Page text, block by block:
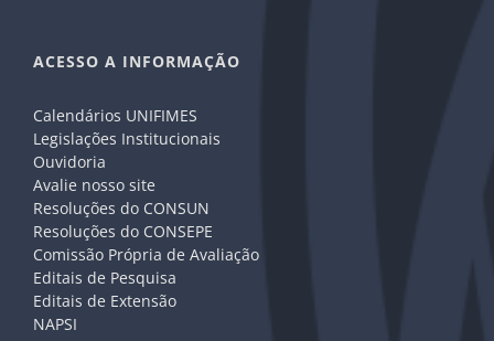
ACESSO A INFORMAÇÃO
Calendários UNIFIMES
Legislações Institucionais
Ouvidoria
Avalie nosso site
Resoluções do CONSUN
Resoluções do CONSEPE
Comissão Própria de Avaliação
Editais de Pesquisa
Editais de Extensão
NAPSI